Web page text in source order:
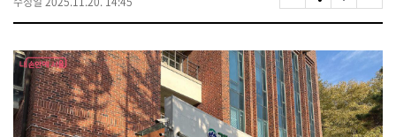
통
포
이
U
R
L
복
사
N
공
유
하
기
자
기
크
게
변
경
하
자
기
작
게
변
경
하